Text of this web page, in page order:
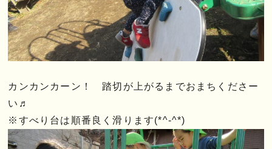
カンカンカーン！ 踏切が上がるまでおまちくださー
い♬
※すべり台は順番良く滑ります(*^-^*)